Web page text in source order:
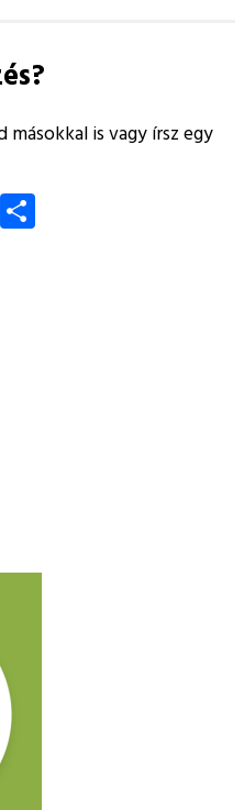
is vagy írsz egy
Reddit